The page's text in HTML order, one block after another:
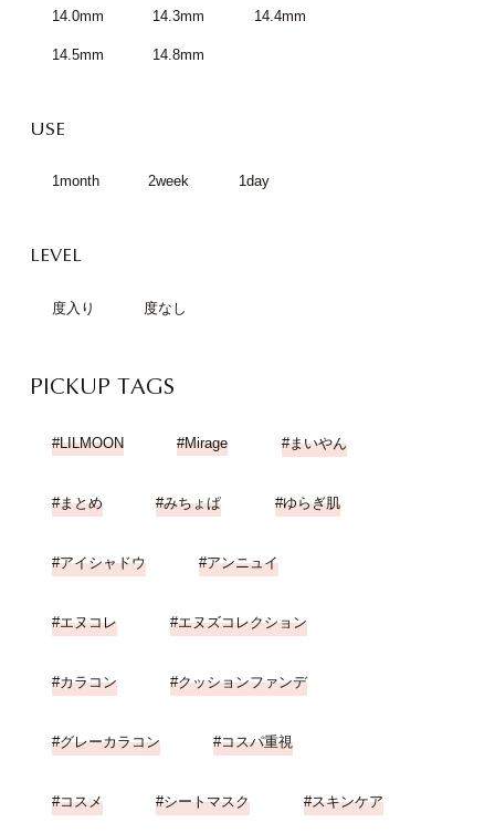
14.0mm 14.3mm 14.4mm
14.5mm 14.8mm
USE
1month 2week 1day
LEVEL
度入り 度なし
PICKUP TAGS
LILMOON Mirage まいやん
まとめ みちょぱ ゆらぎ肌
アイシャドウ アンニュイ
エヌコレ エヌズコレクション
カラコン クッションファンデ
グレーカラコン コスパ重視
コスメ シートマスク スキンケア